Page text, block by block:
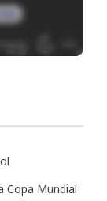
Copa Mundial